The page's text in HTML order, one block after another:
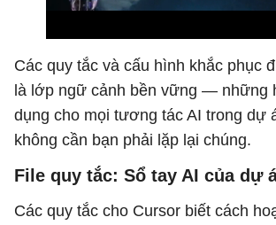
Các quy tắc và cấu hình khắc phục
là lớp ngữ cảnh bền vững — những
dụng cho mọi tương tác AI trong dự
không cần bạn phải lặp lại chúng.
File quy tắc: Sổ tay AI của dự
Các quy tắc cho Cursor biết cách